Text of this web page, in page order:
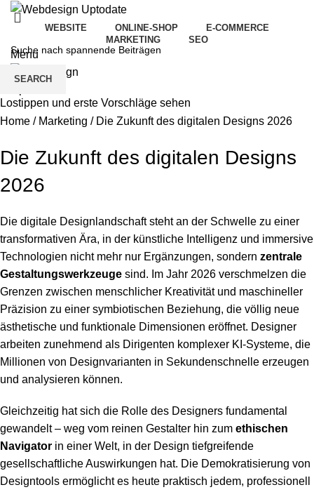
WEBSITE ONLINE-SHOP
E-COMMERCE
MARKETING
SEO
Menu
Home / Marketing / Die Zukunft des digitalen Designs 2026
Die Zukunft des digitalen Designs
2026
Die digitale Designlandschaft steht an der Schwelle zu einer
transformativen Ära, in der künstliche Intelligenz und immersive
Technologien nicht mehr nur Ergänzungen, sondern zentrale
Gestaltungswerkzeuge sind. Im Jahr 2026 verschmelzen die
Grenzen zwischen menschlicher Kreativität und maschineller
Präzision zu einer symbiotischen Beziehung, die völlig neue
ästhetische und funktionale Dimensionen eröffnet. Designer
arbeiten zunehmend als Dirigenten komplexer KI-Systeme, die
Millionen von Designvarianten in Sekundenschnelle erzeugen
und analysieren können.
Gleichzeitig hat sich die Rolle des Designers fundamental
gewandelt – weg vom reinen Gestalter hin zum ethischen
Navigator in einer Welt, in der Design tiefgreifende
gesellschaftliche Auswirkungen hat. Die Demokratisierung von
Designtools ermöglicht es heute praktisch jedem, professionell
SEARCH
Lostippen und erste Vorschläge sehen